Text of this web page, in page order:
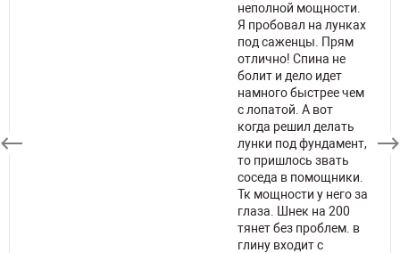
неполной мощности.
Я пробовал на лунках
под саженцы. Прям
отлично! Спина не
болит и дело идет
намного быстрее чем
с лопатой. А вот
когда решил делать
лунки под фундамент,
то пришлось звать
соседа в помощники.
Тк мощности у него за
глаза. Шнек на 200
тянет без проблем. в
глину входит с